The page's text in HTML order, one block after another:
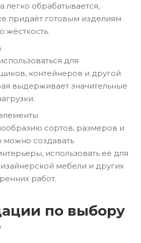
легко обрабатывается,
придаёт готовым изделиям
жёсткость.
для
контейнеров и другой
выдерживает значительные
сортов, размеров и
можно создавать
использовать её для
мебели и других
работ.
по выбору